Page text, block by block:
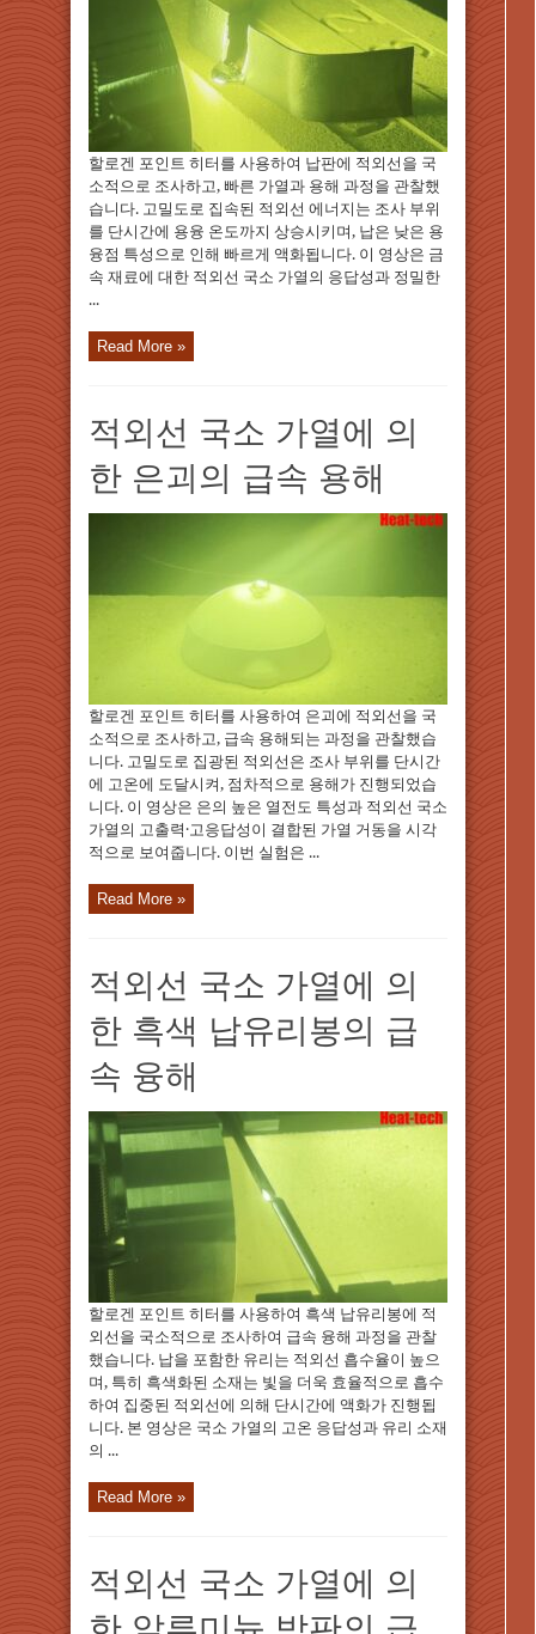
할로겐 포인트 히터를 사용하여 납판에 적외선을 국
소적으로 조사하고, 빠른 가열과 용해 과정을 관찰했
습니다. 고밀도로 집속된 적외선 에너지는 조사 부위
를 단시간에 용융 온도까지 상승시키며, 납은 낮은 용
융점 특성으로 인해 빠르게 액화됩니다. 이 영상은 금
속 재료에 대한 적외선 국소 가열의 응답성과 정밀한
...
Read More »
적외선 국소 가열에 의
한 은괴의 급속 용해
할로겐 포인트 히터를 사용하여 은괴에 적외선을 국
소적으로 조사하고, 급속 용해되는 과정을 관찰했습
니다. 고밀도로 집광된 적외선은 조사 부위를 단시간
에 고온에 도달시켜, 점차적으로 용해가 진행되었습
니다. 이 영상은 은의 높은 열전도 특성과 적외선 국소
가열의 고출력·고응답성이 결합된 가열 거동을 시각
적으로 보여줍니다. 이번 실험은 ...
Read More »
적외선 국소 가열에 의
한 흑색 납유리봉의 급
속 융해
할로겐 포인트 히터를 사용하여 흑색 납유리봉에 적
외선을 국소적으로 조사하여 급속 융해 과정을 관찰
했습니다. 납을 포함한 유리는 적외선 흡수율이 높으
며, 특히 흑색화된 소재는 빛을 더욱 효율적으로 흡수
하여 집중된 적외선에 의해 단시간에 액화가 진행됩
니다. 본 영상은 국소 가열의 고온 응답성과 유리 소재
의 ...
Read More »
적외선 국소 가열에 의